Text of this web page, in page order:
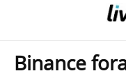
Binance